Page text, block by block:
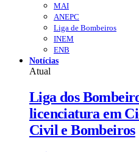
MAI
ANEPC
Liga de Bombeiros
INEM
ENB
Notícias
Atual
Liga dos
licenciatura em
Civil e Bombeiros